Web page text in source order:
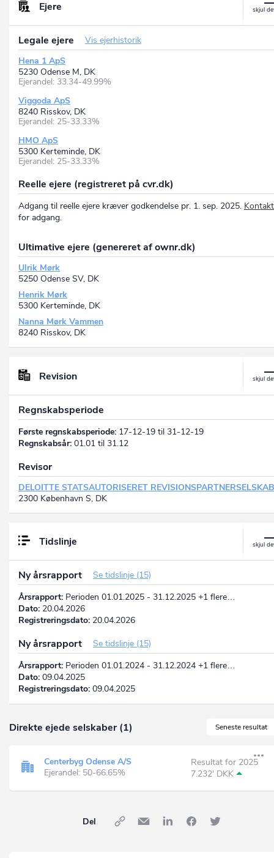
Ejere
Legale ejere
Vis ejerhistorik
Hena 1 ApS
5230 Odense M, DK
Ejerandel: 33.34-49.99%
Viggoda ApS
8240 Risskov, DK
Ejerandel: 25-33.33%
HMO ApS
5300 Kerteminde, DK
Ejerandel: 25-33.33%
Reelle ejere (registreret på cvr.dk)
Adgang til reelle ejere kræver godkendelse pr. 1. sep. 2025.
for adgang.
Ultimative ejere (genereret af ownr.dk)
Ulrik Mørk
5250 Odense SV, DK
Henrik Mørk
5300 Kerteminde, DK
Nanna Mørk Vammen
8240 Risskov, DK
Revision
Regnskabsperiode
Første regnskabsperiode: 17-12-19 til 31-12-19
Regnskabsår: 01.01 til 31.12
Revisor
DELOITTE STATSAUTORISERET REVISIONSPARTNERSELSKAB
2300 København S, DK
Tidslinje
Ny årsrapport
Se tidslinje (15)
Årsrapport: Perioden 01.01.2025 - 31.12.2025 +1 flere…
Dato: 20.04.2026
Registreringsdato: 20.04.2026
Ny årsrapport
Se tidslinje (15)
Årsrapport: Perioden 01.01.2024 - 31.12.2024 +1 flere…
Dato: 09.04.2025
Registreringsdato: 09.04.2025
Seneste resultat
Direkte ejede selskaber (1)
Centerbyg Odense A/S
Ejerandel: 50-66.65%
Resultat for 2025
7.232' DKK
Del